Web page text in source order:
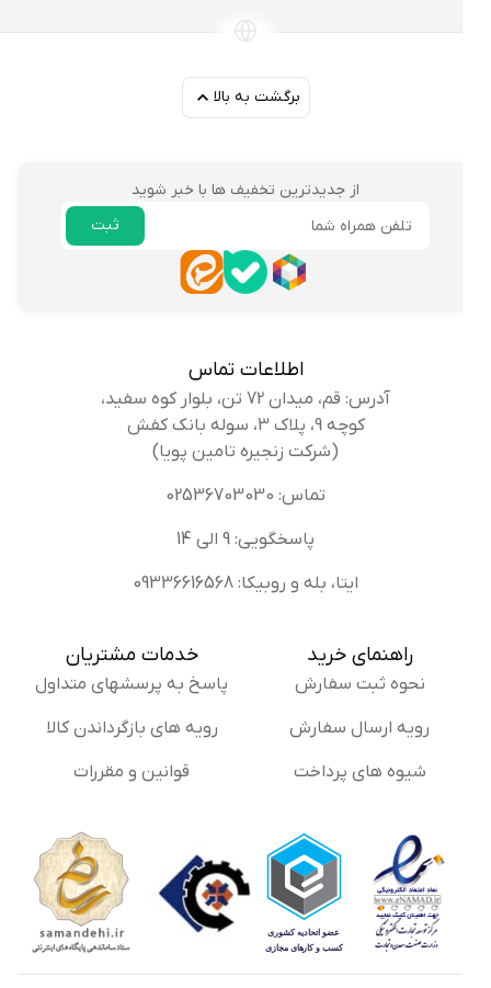
برگشت به بالا
از جدیدترین تخفیف ها با خبر شوید
اطلاعات تماس
آدرس: قم، میدان 72 تن، بلوار کوه سفید،
کوچه 9، پلاک 3، سوله بانک کفش
(شرکت زنجیره تامین پویا)
تماس: 02536703030
پاسخگویی: 9 الی 14
ایتا، بله و روبیکا: 09336616568
راهنمای خرید
نحوه ثبت سفارش
رویه ارسال سفارش
شیوه های پرداخت
خدمات مشتریان
پاسخ به پرسشهای متداول
رویه های بازگرداندن کالا
قوانین و مقررات